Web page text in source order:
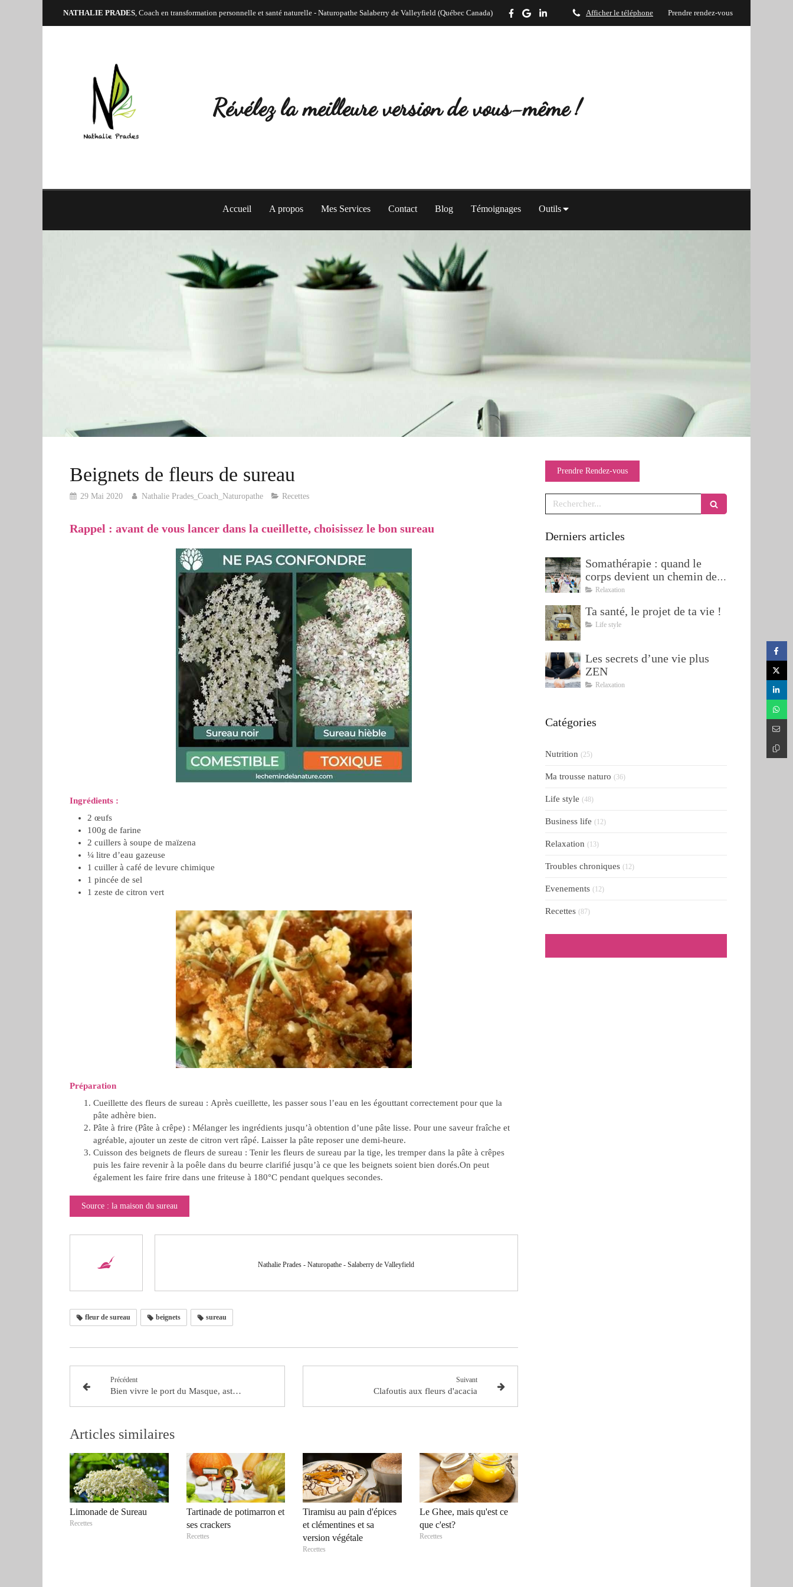
NATHALIE PRADES, Coach en transformation personnelle et santé naturelle - Naturopathe Salaberry de Valleyfield (Québec Canada) Prendre rendez-vous
Afficher le téléphone
Révélez la meilleure version de vous-même !
Accueil A propos Mes Services Contact Blog Témoignages Outils
Beignets de fleurs de sureau
29 Mai 2020 Nathalie Prades_Coach_Naturopathe Recettes
Rappel : avant de vous lancer dans la cueillette, choisissez le bon sureau
Ingrédients :
2 œufs
100g de farine
2 cuillers à soupe de maïzena
¼ litre d’eau gazeuse
1 cuiller à café de levure chimique
1 pincée de sel
1 zeste de citron vert
Préparation
Cueillette des fleurs de sureau : Après cueillette, les passer sous l’eau en les égouttant correctement pour que la
pâte adhère bien.
Pâte à frire (Pâte à crêpe) : Mélanger les ingrédients jusqu’à obtention d’une pâte lisse. Pour une saveur fraîche et
agréable, ajouter un zeste de citron vert râpé. Laisser la pâte reposer une demi-heure.
Cuisson des beignets de fleurs de sureau : Tenir les fleurs de sureau par la tige, les tremper dans la pâte à crêpes
puis les faire revenir à la poêle dans du beurre clarifié jusqu’à ce que les beignets soient bien dorés.On peut
également les faire frire dans une friteuse à 180°C pendant quelques secondes.
Source : la maison du sureau
Nathalie Prades - Naturopathe - Salaberry de Valleyfield
fleur de sureau beignets sureau
Précédent
Bien vivre le port du Masque, astuces naturelles
Suivant
Clafoutis aux fleurs d'acacia
Articles similaires
Limonade de Sureau
Recettes
Tartinade de potimarron et
ses crackers
Recettes
Tiramisu au pain d'épices
et clémentines et sa
version végétale
Recettes
Le Ghee, mais qu'est ce
que c'est?
Recettes
Prendre Rendez-vous
Rechercher
Derniers articles
Somathérapie : quand le
corps devient un chemin de
transformation
Relaxation
Ta santé, le projet de ta vie !
Life style
Les secrets d’une vie plus
ZEN
Relaxation
Catégories
Nutrition (25)
Ma trousse naturo (36)
Life style (48)
Business life (12)
Relaxation (13)
Troubles chroniques (12)
Evenements (12)
Recettes (87)